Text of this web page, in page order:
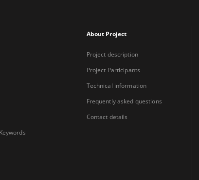
About Project
Project description
Project Participants
Technical information
Frequently asked questions
Contact details